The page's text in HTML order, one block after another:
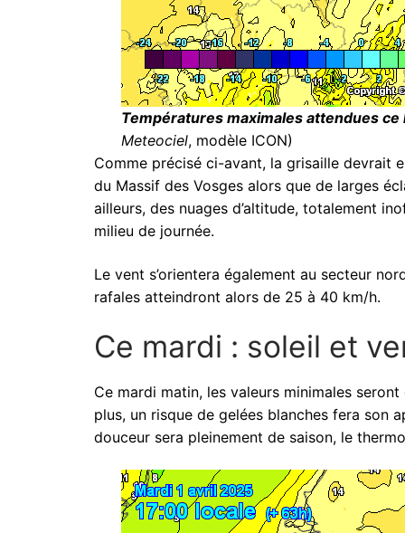
Températures maximales attendues
Meteociel, modèle ICON)
Comme précisé ci-avant, la grisaille devrait
du Massif des Vosges alors que de larges
ailleurs, des nuages d’altitude, totalement
milieu de journée.
Le vent s’orientera également au secteur
rafales atteindront alors de 25 à 40 km/h.
Ce mardi : soleil et
Ce mardi matin, les valeurs minimales
plus, un risque de gelées blanches fera son
douceur sera pleinement de saison, le